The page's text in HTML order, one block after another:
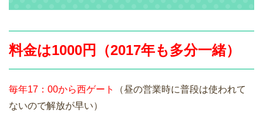
料金は1000円（2017年も多分一緒）
毎年17：00から西ゲート
（昼の営業時に普段は使われて
ないので解放が早い）